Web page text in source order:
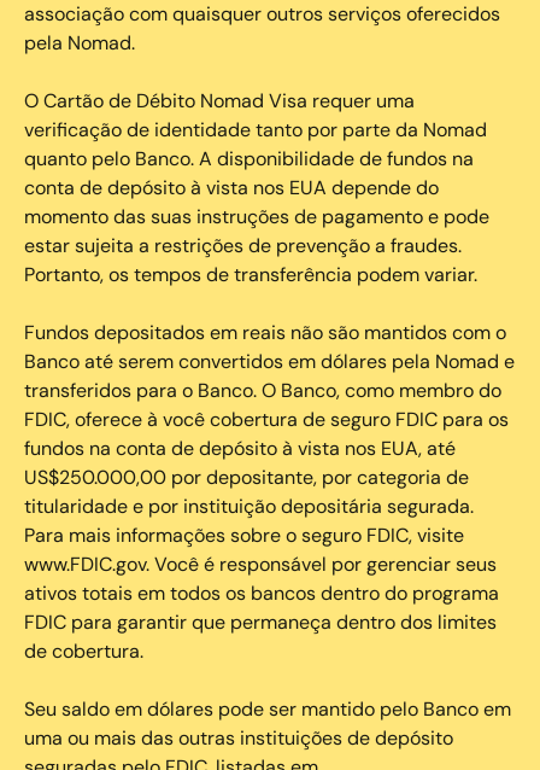
associação com quaisquer outros serviços oferecidos
pela Nomad.
O Cartão de Débito Nomad Visa requer uma
verificação de identidade tanto por parte da Nomad
quanto pelo Banco. A disponibilidade de fundos na
conta de depósito à vista nos EUA depende do
momento das suas instruções de pagamento e pode
estar sujeita a restrições de prevenção a fraudes.
Portanto, os tempos de transferência podem variar.
Fundos depositados em reais não são mantidos com o
Banco até serem convertidos em dólares pela Nomad e
transferidos para o Banco. O Banco, como membro do
FDIC, oferece à você cobertura de seguro FDIC para os
fundos na conta de depósito à vista nos EUA, até
US$250.000,00 por depositante, por categoria de
titularidade e por instituição depositária segurada.
Para mais informações sobre o seguro FDIC, visite
www.FDIC.gov. Você é responsável por gerenciar seus
ativos totais em todos os bancos dentro do programa
FDIC para garantir que permaneça dentro dos limites
de cobertura.
Seu saldo em dólares pode ser mantido pelo Banco em
uma ou mais das outras instituições de depósito